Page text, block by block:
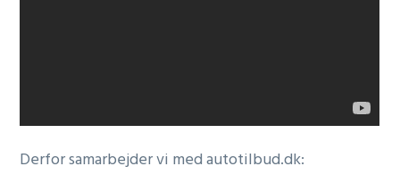
Derfor samarbejder vi med autotilbud.dk: